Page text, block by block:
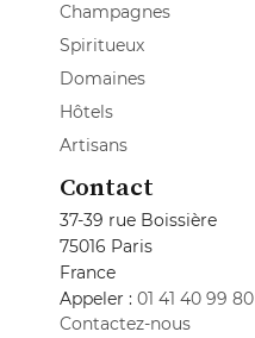
Champagnes
Spiritueux
Domaines
Hôtels
Artisans
Contact
37-39 rue Boissière
75016 Paris
France
Appeler : 01 41 40 99 80
Contactez-nous